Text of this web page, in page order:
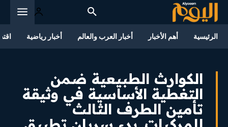
الرئيسية أهم الأخبار أخبار العرب والعالم أخبار رياضية
الكوارث الطبيعية ضمن
التغطية الأساسية في وثيقة
تأمين الطرف الثالث